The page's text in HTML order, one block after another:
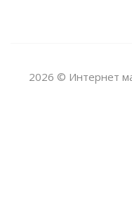
2026 © Интернет